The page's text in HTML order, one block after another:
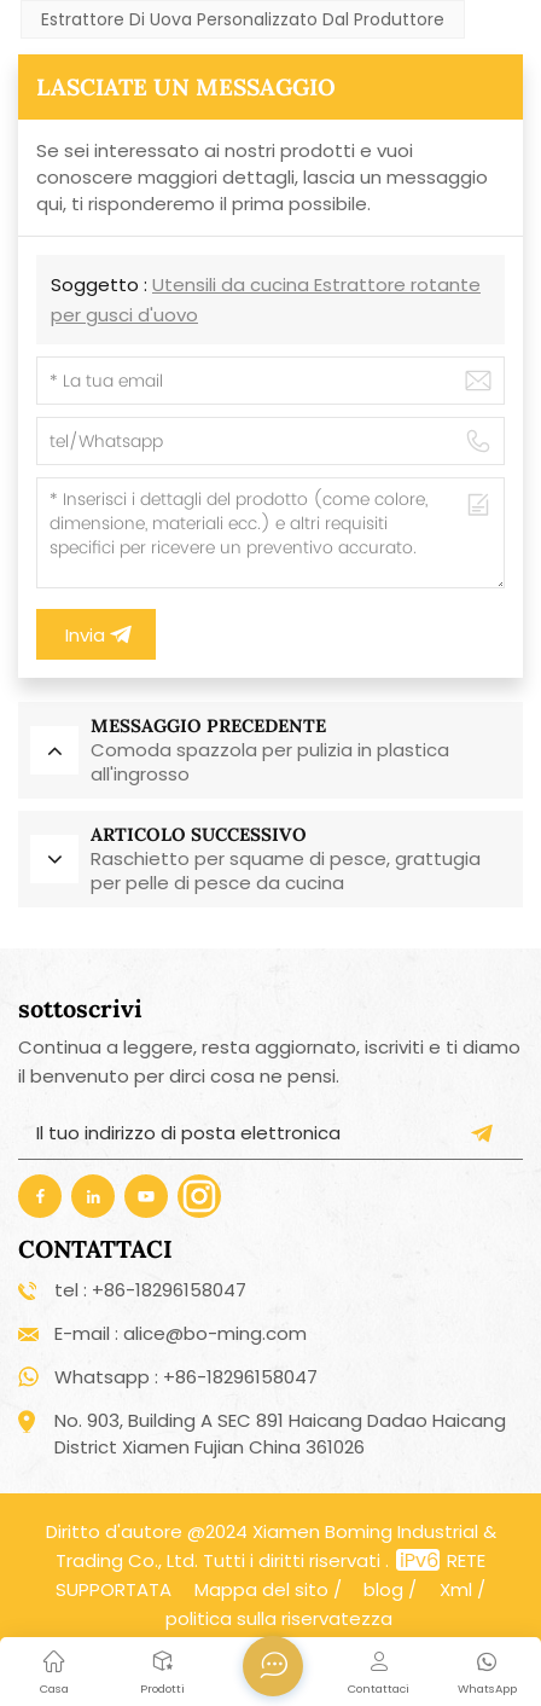
Estrattore Di Uova Personalizzato Dal Produttore
LASCIATE UN MESSAGGIO
Se sei interessato ai nostri prodotti e vuoi
conoscere maggiori dettagli, lascia un messaggio
qui, ti risponderemo il prima possibile.
Soggetto : Utensili da cucina Estrattore rotante
per gusci d'uovo
Invia
MESSAGGIO PRECEDENTE
Comoda spazzola per pulizia in plastica
all'ingrosso
ARTICOLO SUCCESSIVO
Raschietto per squame di pesce, grattugia
per pelle di pesce da cucina
sottoscrivi
Continua a leggere, resta aggiornato, iscriviti e ti diamo
il benvenuto per dirci cosa ne pensi.
CONTATTACI
tel : +86-18296158047
E-mail : alice@bo-ming.com
Whatsapp : +86-18296158047
No. 903, Building A SEC 891 Haicang Dadao Haicang
District Xiamen Fujian China 361026
Diritto d'autore @2024 Xiamen Boming Industrial &
Trading Co., Ltd. Tutti i diritti riservati .
RETE
SUPPORTATA
Mappa del sito / blog / Xml /
politica sulla riservatezza
Casa Prodotti WhatsApp
Contattaci